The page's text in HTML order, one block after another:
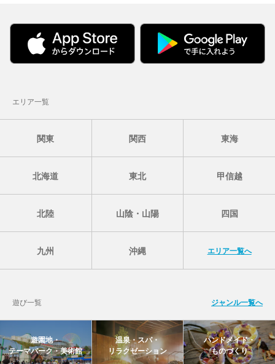
エリア一覧
関東 関西 東海
北海道 東北 甲信越
北陸 山陰・山陽 四国
九州 沖縄 エリア一覧へ
遊び一覧 ジャンル一覧へ
遊園地・
テーマパーク・美術館
温泉・スパ・
リラクゼーション
ハンドメイド・
ものづくり